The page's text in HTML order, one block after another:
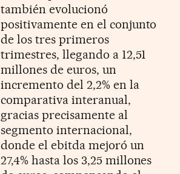
también evolucionó
positivamente en el conjunto
de los tres primeros
trimestres, llegando a 12,51
millones de euros, un
incremento del 2,2% en la
comparativa interanual,
gracias precisamente al
segmento internacional,
donde el ebitda mejoró un
27,4% hasta los 3,25 millones